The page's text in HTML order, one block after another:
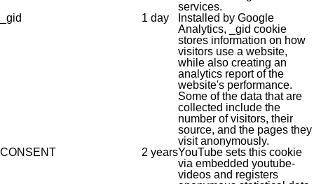
services.
_gid
1 day
Installed by Google
Analytics, _gid cookie
stores information on how
visitors use a website,
while also creating an
analytics report of the
website's performance.
Some of the data that are
collected include the
number of visitors, their
source, and the pages they
visit anonymously.
CONSENT
2 yearsYouTube sets this cookie
via embedded youtube-
videos and registers